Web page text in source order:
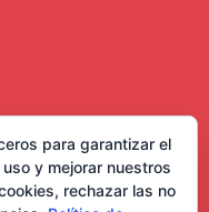
para garantizar el
y mejorar nuestros
rechazar las no